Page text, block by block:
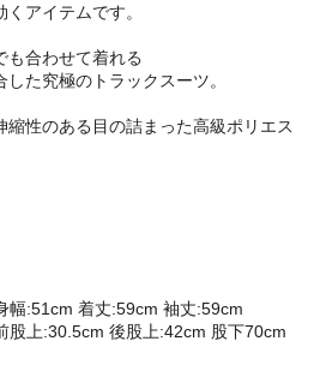
アイテムです。
も合わせて着れる
た究極のトラックスーツ。
縮性のある目の詰まった高級ポリエス
幅:51cm 着丈:59cm 袖丈:59cm
股上:30.5cm 後股上:42cm 股下70cm